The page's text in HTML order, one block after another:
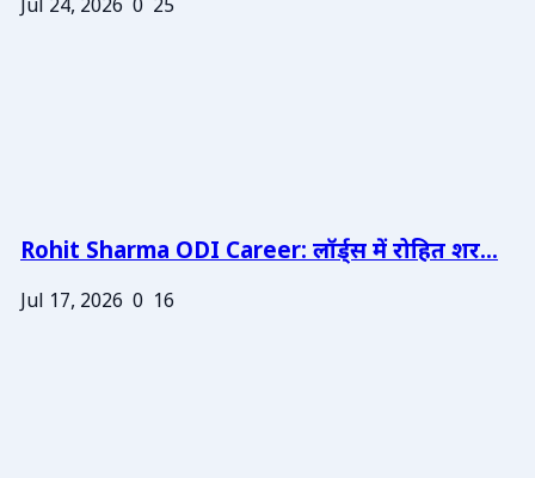
Jul 24, 2026 0 25
Rohit Sharma ODI Career: लॉर्ड्स में रोहित शर...
Jul 17, 2026 0 16